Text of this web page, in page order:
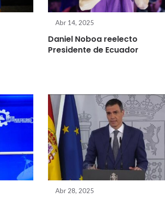
Abr 14, 2025
Daniel Noboa reelecto
Presidente de Ecuador
Abr 28, 2025